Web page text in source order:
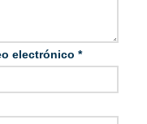
electrónico *